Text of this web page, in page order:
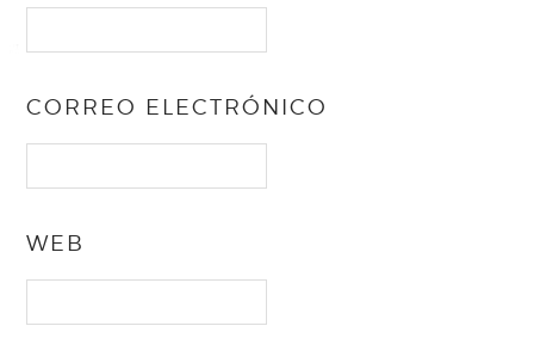
CORREO ELECTRÓNICO
WEB